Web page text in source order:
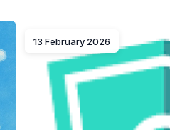
13 February 2026